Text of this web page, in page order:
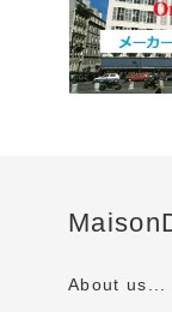
About us...